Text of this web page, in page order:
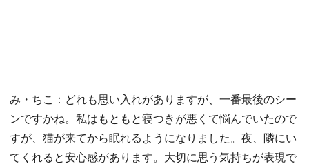
み・ちこ：どれも思い入れがありますが、一番最後のシー
ンですかね。私はもともと寝つきが悪くて悩んでいたので
すが、猫が来てから眠れるようになりました。夜、隣にい
てくれると安心感があります。大切に思う気持ちが表現で